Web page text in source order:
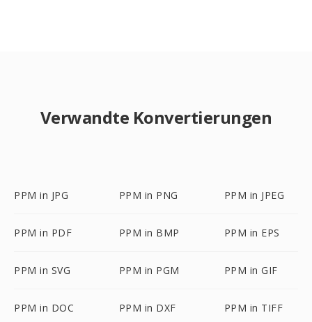
Verwandte Konvertierungen
PPM in JPG PPM in PNG PPM in JPEG
PPM in PDF PPM in BMP PPM in EPS
PPM in SVG PPM in PGM PPM in GIF
PPM in DOC PPM in DXF PPM in TIFF